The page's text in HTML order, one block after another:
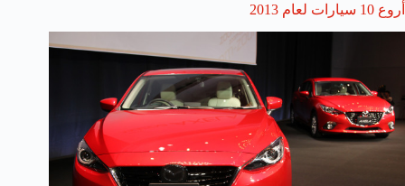
أروع 10 سيارات لعام 2013